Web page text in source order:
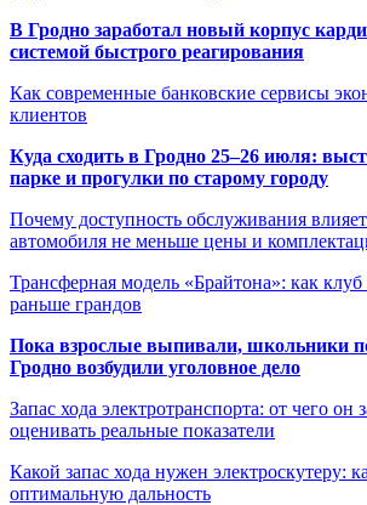
В Гродно заработал новый корпус
системой быстрого реагирования
Как современные банковские сервисы
клиентов
Куда сходить в Гродно 25–26 июля:
парке и прогулки по старому городу
Почему доступность обслуживания
автомобиля не меньше цены и
Трансферная модель «Брайтона»: как клуб
раньше грандов
Пока взрослые выпивали, школьники
Гродно возбудили уголовное дело
Запас хода электротранспорта: от чего он
оценивать реальные показатели
Какой запас хода нужен электроскутеру:
оптимальную дальность